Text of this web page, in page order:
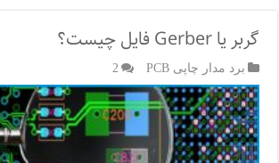
گربر یا Gerber فایل چیست؟
برد مدار چاپی PCB 2